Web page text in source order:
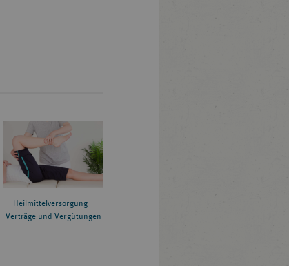
Heilmittelversorgung –
Verträge und Vergütungen